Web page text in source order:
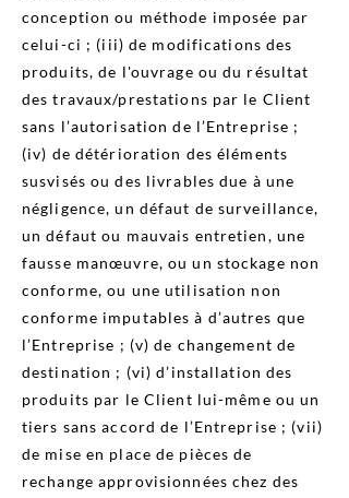
conception ou méthode imposée par
celui-ci ; (iii) de modifications des
produits, de l'ouvrage ou du résultat
des travaux/prestations par le Client
sans l’autorisation de l’Entreprise ;
(iv) de détérioration des éléments
susvisés ou des livrables due à une
négligence, un défaut de surveillance,
un défaut ou mauvais entretien, une
fausse manœuvre, ou un stockage non
conforme, ou une utilisation non
conforme imputables à d’autres que
l’Entreprise ; (v) de changement de
destination ; (vi) d’installation des
produits par le Client lui-même ou un
tiers sans accord de l’Entreprise ; (vii)
de mise en place de pièces de
rechange approvisionnées chez des